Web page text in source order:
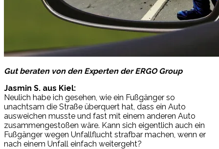
Gut beraten von den Experten der ERGO Group
Jasmin S. aus Kiel:
Neulich habe ich gesehen, wie ein Fußgänger so
unachtsam die Straße überquert hat, dass ein Auto
ausweichen musste und fast mit einem anderen Auto
zusammengestoßen wäre. Kann sich eigentlich auch ein
Fußgänger wegen Unfallflucht strafbar machen, wenn er
nach einem Unfall einfach weitergeht?